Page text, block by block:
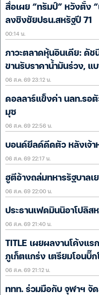
สื่อเผย “ทรัมป์” หวังตั้ง “
ลงชิงชัยปธน.สหรัฐปี 71
00:14 น.
ภาวะตลาดหุ้นอินเดีย: ดั
ขานรับราคาน้ำมันร่วง, แ
06 ส.ค. 69 23:12 น.
ดอลลาร์แข็งค่า นลท.รอ
มุซ
06 ส.ค. 69 22:56 น.
บอนด์ยีลด์ดีดตัว หลังเจ้า
06 ส.ค. 69 22:17 น.
ฮูตีอ้างถล่มทหารรัฐบาลเ
06 ส.ค. 69 22:00 น.
ประธานเฟดมินนิอาโปลิส
06 ส.ค. 69 21:40 น.
TITLE เผยผลงานโค้งแ
ภูเก็ตแกร่ง เตรียมโอนบิ๊
06 ส.ค. 69 21:12 น.
ททท. ร่วมมือกับ จุฬาฯ จัด